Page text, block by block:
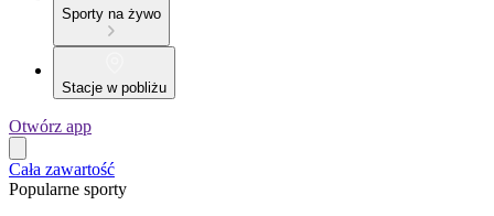
Sporty na żywo
Stacje w pobliżu
Otwórz app
Cała zawartość
Popularne sporty